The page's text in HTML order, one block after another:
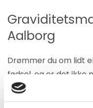
Aalborg
Drømmer du om lidt
fødsel, og er det ikke
for at få din
BeneFiT